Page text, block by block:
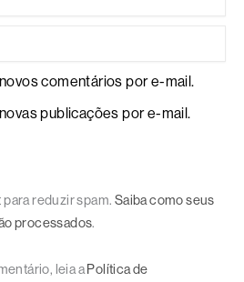
comentários por e-mail.
publicações por e-mail.
reduzir spam. Saiba como seus
processados.
leia a Política de